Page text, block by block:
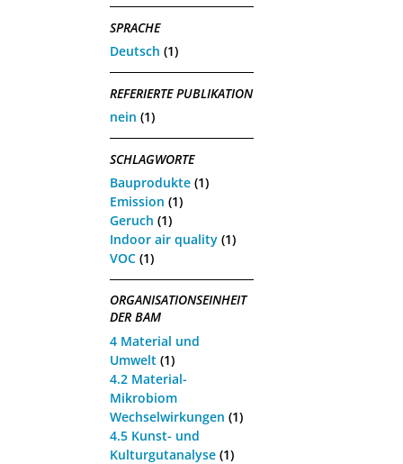
SPRACHE
Deutsch (1)
REFERIERTE PUBLIKATION
nein (1)
SCHLAGWORTE
Bauprodukte (1)
Emission (1)
Geruch (1)
Indoor air quality (1)
VOC (1)
ORGANISATIONSEINHEIT
DER BAM
4 Material und
Umwelt (1)
4.2 Material-
Mikrobiom
Wechselwirkungen (1)
4.5 Kunst- und
Kulturgutanalyse (1)